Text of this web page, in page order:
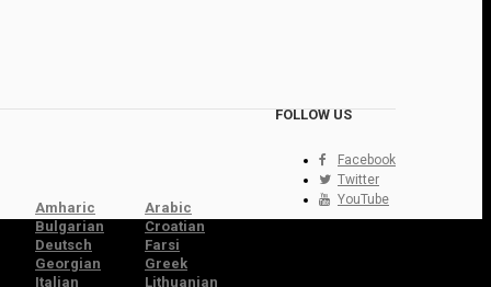
FOLLOW US
Facebook
Twitter
YouTube
Amharic
Arabic
Bulgarian
Croatian
Deutsch
Farsi
Georgian
Greek
Italian Lithuanian